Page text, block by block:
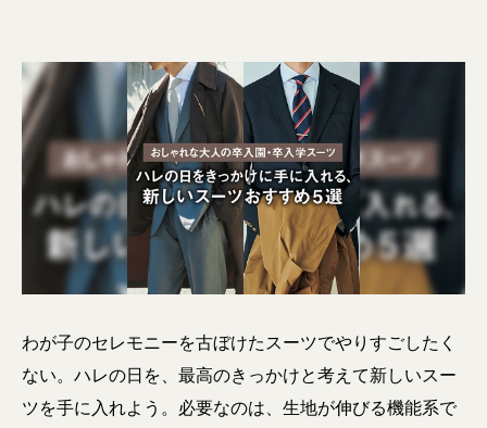
わが子のセレモニーを古ぼけたスーツでやりすごしたく
ない。ハレの日を、最高のきっかけと考えて新しいスー
ツを手に入れよう。必要なのは、生地が伸びる機能系で